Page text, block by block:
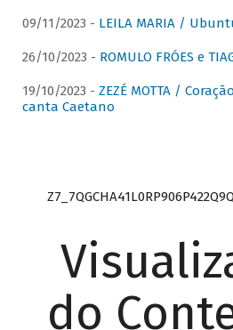
09/11/2023 - LEILA MARIA /
26/10/2023 - ROMULO FRÓES e
19/10/2023 - ZEZÉ MOTTA /
canta Caetano
do